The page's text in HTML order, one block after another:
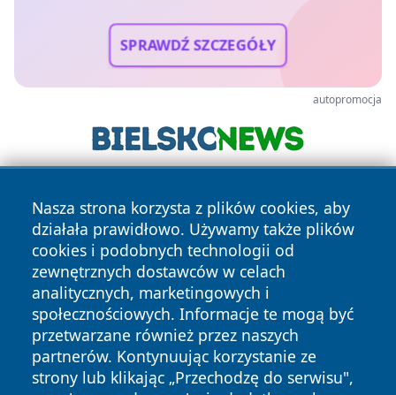
SPRAWDŹ SZCZEGÓŁY
autopromocja
Nasza strona korzysta z plików cookies, aby
działała prawidłowo. Używamy także plików
cookies i podobnych technologii od
zewnętrznych dostawców w celach
analitycznych, marketingowych i
społecznościowych. Informacje te mogą być
przetwarzane również przez naszych
partnerów. Kontynuując korzystanie ze
strony lub klikając „Przechodzę do serwisu",
Copyright © 2026 halotorun.pl Wszystkie prawa zastrzeżone.
News Autorzy
Polityka
Prywatności
Polityka
Cookies